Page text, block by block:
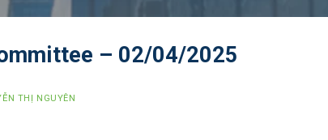
– 02/04/2025
THỊ NGUYÊN